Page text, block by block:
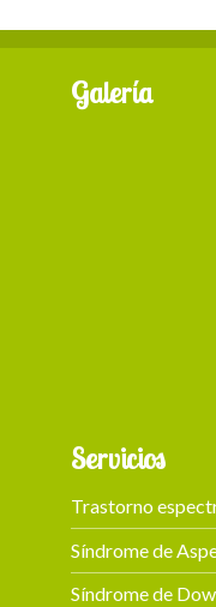
Galería
Servicios
Trastorno
Síndrome de
Síndrome de